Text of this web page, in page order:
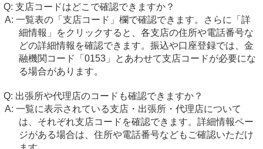
支店コードはどこで確認できますか？
一覧表の「支店コード」欄で確認できます。さらに「詳
細情報」をクリックすると、各支店の住所や電話番号な
どの詳細情報を確認できます。振込や口座登録では、金
融機関コード「0153」とあわせて支店コードが必要にな
る場合があります。
出張所や代理店のコードも確認できますか？
一覧に表示されている支店・出張所・代理店について
は、それぞれ支店コードを確認できます。詳細情報ペー
ジがある場合は、住所や電話番号などもご確認いただけ